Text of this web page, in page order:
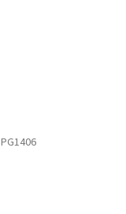
PG1406